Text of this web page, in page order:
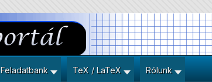
Feladatbank TeX / LaTeX Rólunk